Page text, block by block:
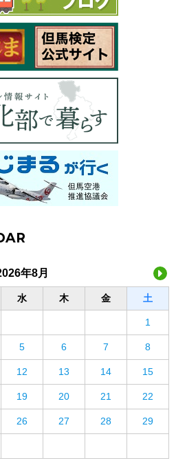
年8月
水 木 金 土
1
5 6 7 8
12 13 14 15
19 20 21 22
26 27 28 29